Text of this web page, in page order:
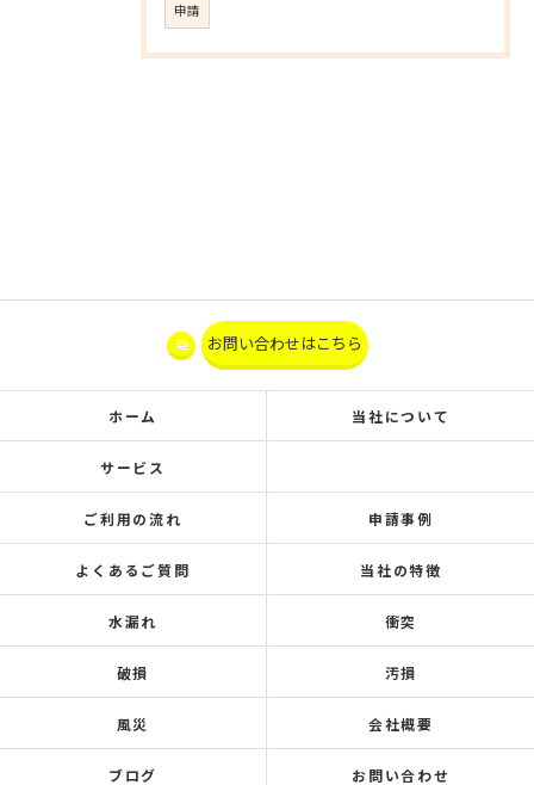
申請
お問い合わせはこちら
ホーム 当社について
サービス
ご利用の流れ 申請事例
よくあるご質問 当社の特徴
水漏れ 衝突
破損 汚損
風災 会社概要
ブログ お問い合わせ